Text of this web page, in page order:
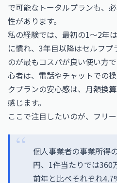
で可能なトータルプランも、
性があります。
私の経験では、最初の1〜2年
に慣れ、3年目以降はセルフ
のが最もコスパが良い使い方
心者は、電話やチャットでの
クプランの安心感は、月額換
感じます。
ここで注目したいのが、フリ
個人事業者の事業所得
円、1件当たりでは360
前年と比べそれぞれ